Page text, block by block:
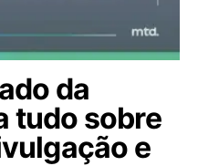
da
tudo sobre
e